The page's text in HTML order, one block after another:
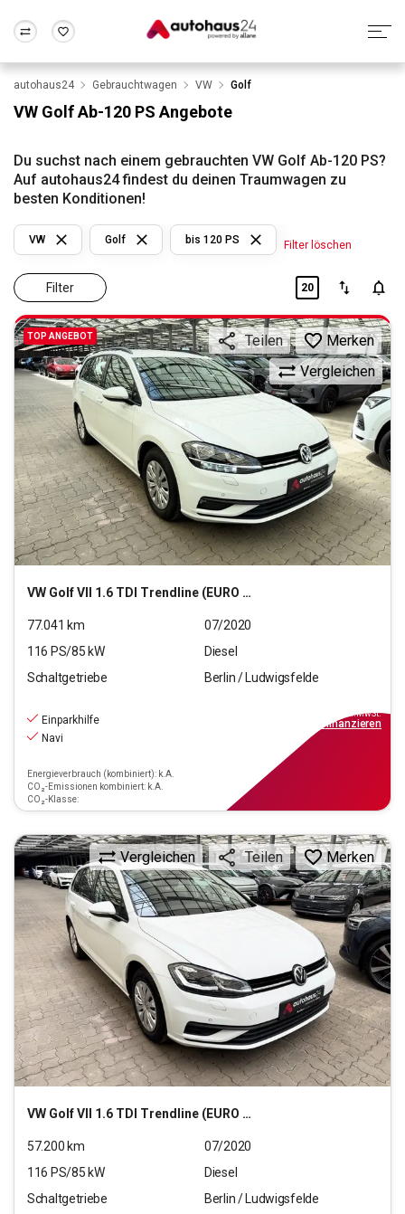
Wir bewerten dein Auto
Alle Fragen & Antworten
Rund um die Inzahlungnahme
Frankfurt Wuppertal
autohaus24 Gebrauchtwagen VW Golf
VW Golf Ab-120 PS Angebote
Du suchst nach einem gebrauchten VW Golf Ab-120 PS?
Auf autohaus24 findest du deinen Traumwagen zu
besten Konditionen!
Filter
VW Golf bis 120 PS Filter löschen
20
TOP ANGEBOT
VW Golf VII 1.6 TDI Trendline (EURO 6d-TEMP)
Vergleichen
Teilen Merken
77.041 km
07/2020
116 PS/85 kW
Diesel
Schaltgetriebe
Berlin / Ludwigsfelde
Einparkhilfe
Navi
Energieverbrauch (kombiniert): k.A.
CO₂-Emissionen kombiniert: k.A.
CO₂-Klasse:
inkl.MwSt.
finanzieren
VW Golf VII 1.6 TDI Trendline (EURO 6d-TEMP)
Vergleichen Teilen Merken
57.200 km
07/2020
116 PS/85 kW
Diesel
Schaltgetriebe
Berlin / Ludwigsfelde